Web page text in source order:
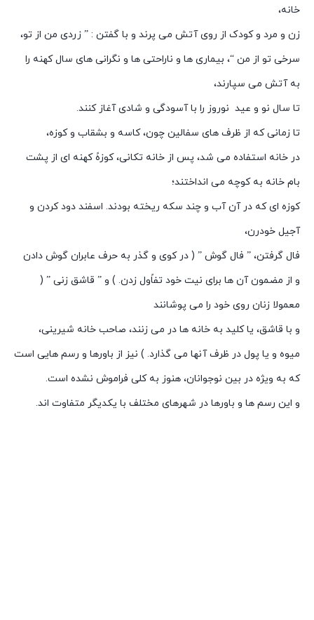
خانه،
زن و مرد و کودک از روی آتش می پرند و با گفتن : ” زردی من از تو،
سرخی تو از من “، بیماری ها و ناراحتی ها و نگرانی های سال کهنه را
به آتش می سپارند،
تا سال نو و عید نوروز را با آسودگی و شادی آغاز کنند.
تا زمانی که از ظرف های سفالین چون، کاسه و بشقاب و کوزه،
در خانه استفاده می شد، پس از خانه تکانی، کوزهً کهنه ای از پشت
بام خانه به کوچه می انداختند؛
کوزه ای که در آن آب و چند سکه ریخته بودند. اسفند دود کردن و
آجیل خودرن،
فال گرفتن، ” فال گوش ” ( در کوی و گذر به حرف عابران گوش دادن
و از مضمون آن ها برای نیت خود تفاًول زدن. ) و ” قاشق زنی ” (
معمولا زنان روی خود را می پوشانند
و با قاشق، یا کلید به خانه ها در می زنند، صاحب خانه شیرینی،
میوه و یا پول در ظرف آنها می گذارد. ) نیز از باورها و رسم هایی است
که به ویژه در بین نوجوانان، هنوز به کلی فراموش نشده است.
و این رسم ها و باورها در شهرهای مختلف با یکدیگر متفاوت اند.